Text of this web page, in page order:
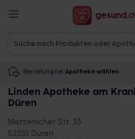
Bestellung bei Apotheke wählen
Linden Apotheke am
Düren
Merzenicher Str. 33
52351 Düren